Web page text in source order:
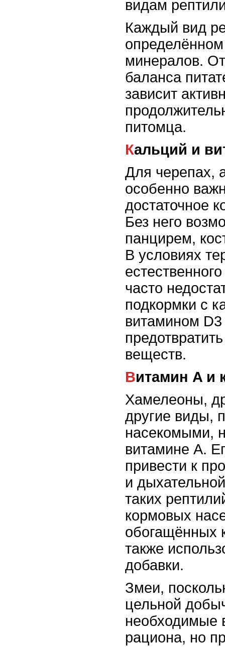
видам
Каждый вид
минералов.
баланса
зависит
питомца.
Кальций и
Для черепах,
особенно
достаточное
Без него
панцирем,
В условиях
часто
подкормки с
витамином
веществ.
Витамин A
Хамелеоны,
другие виды,
насекомыми,
витамине A.
привести к
и
таких
кормовых
обогащённых
также
добавки.
Змеи,
цельной
необходимые
рациона, но